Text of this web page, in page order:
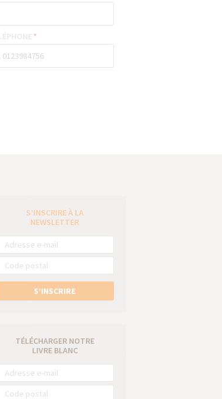
*
S’INSCRIRE À LA
NEWSLETTER
S’INSCRIRE
TÉLÉCHARGER NOTRE
LIVRE BLANC
vos Options